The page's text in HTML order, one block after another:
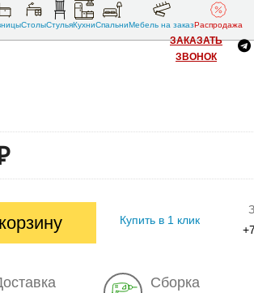
СтолыСтульяКухниСпальниМебель на заказРаспродажа
ЗАКАЗАТЬ
ЗВОНОК
Купить в 1 клик
Сборка